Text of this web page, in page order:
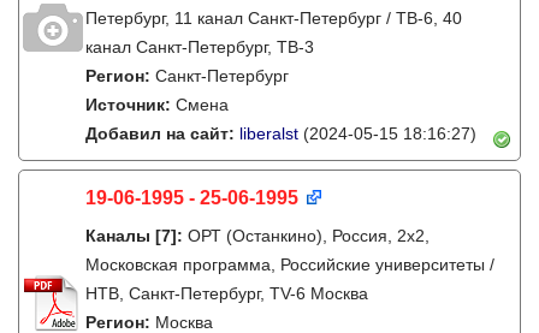
Петербург, 11 канал Санкт-Петербург / ТВ-6, 40
канал Санкт-Петербург, ТВ-3
Регион: Санкт-Петербург
Источник: Смена
Добавил на сайт: liberalst (2024-05-15 18:16:27)
19-06-1995 - 25-06-1995
Каналы [7]: ОРТ (Останкино), Россия, 2х2,
Московская программа, Российские университеты /
НТВ, Санкт-Петербург, TV-6 Москва
Регион: Москва